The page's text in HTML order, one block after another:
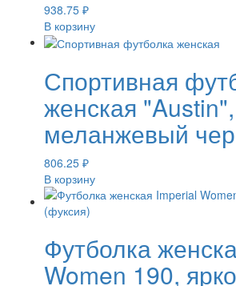
938.75 ₽
В корзину
Спортивная
женская "Austin",
меланжевый
806.25 ₽
В корзину
Футболка
Women 190,